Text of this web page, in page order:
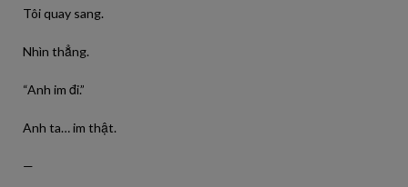
Tôi quay sang.
Nhìn thẳng.
“Anh im đi.”
Anh ta… im thật.
—